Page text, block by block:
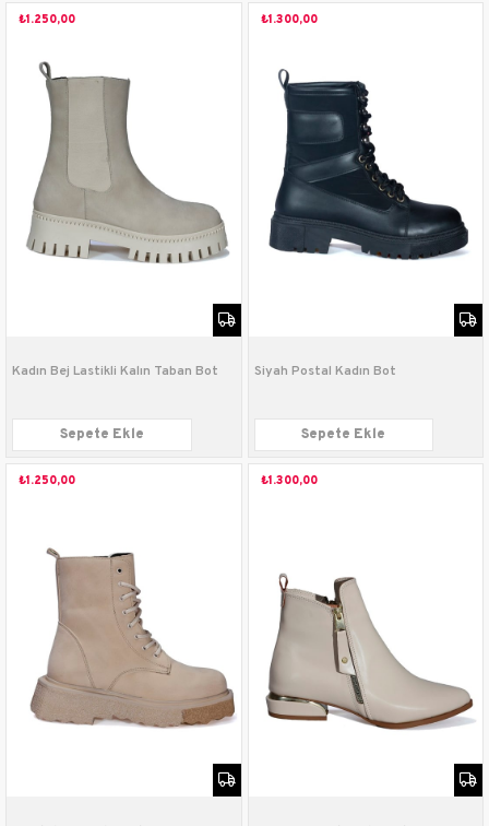
Kadın Bej Lastikli Kalın Taban Bot
₺1.250,00
Sepete Ekle
Siyah Postal Kadın Bot
₺1.300,00
Sepete Ekle
₺1.250,00 ₺1.300,00